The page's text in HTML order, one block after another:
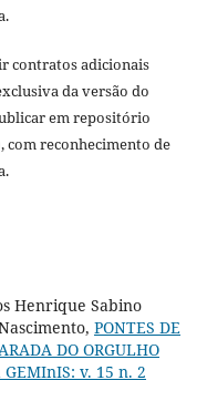
contratos adicionais
da versão do
em repositório
reconhecimento de
Henrique Sabino
PONTES DE
DO ORGULHO
GEMInIS: v. 15 n. 2